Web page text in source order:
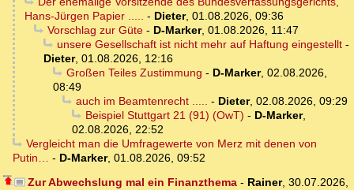
Hans-Jürgen Papier ..... - Dieter, 01.08.2026, 09:36
Vorschlag zur Güte- D-Marker, 01.08.2026, 11:47
unsere Gesellschaft ist nicht mehr auf Haftung eingestellt-
Dieter, 01.08.2026, 12:16
Großen Teiles Zustimmung - D-Marker, 02.08.2026,
08:49
auch im Beamtenrecht ..... - Dieter, 02.08.2026, 09:29
Beispiel Stuttgart 21 (91) (OwT) - D-Marker,
02.08.2026, 22:52
Vergleicht man die Umfragewerte von Merz mit denen von
Putin… - D-Marker, 01.08.2026, 09:52
Zur Abwechslung mal ein Finanzthema- Rainer, 30.07.2026,